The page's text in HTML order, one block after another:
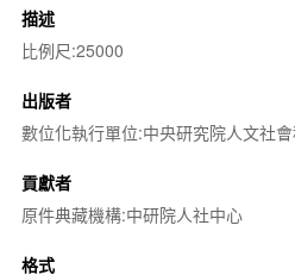
描述
比例尺:25000
出版者
數位化執行單位:中央研究院人文社
貢獻者
原件典藏機構:中研院人社中心
格式